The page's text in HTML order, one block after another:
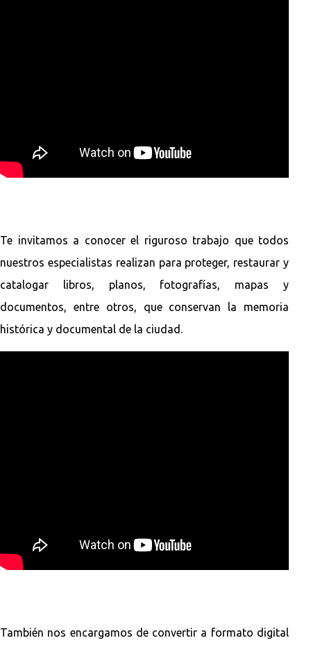
Te invitamos a conocer el riguroso trabajo que todos
nuestros especialistas realizan para proteger, restaurar y
catalogar libros, planos, fotografías, mapas y
documentos, entre otros, que conservan la memoria
histórica y documental de la ciudad.
También nos encargamos de convertir a formato digital